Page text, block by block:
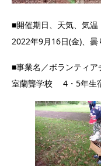
■開催期日、天気、気温
2022年9月16日(金)、
■事業名／ボランティア
室蘭聾学校 4・5年生